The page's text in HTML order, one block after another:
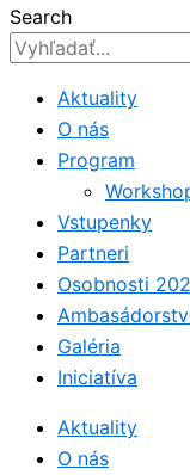
Search
Aktuality
O nás
Program
Vstupenky
Partneri
Osobnosti
Galéria
Iniciatíva
Aktuality
O nás